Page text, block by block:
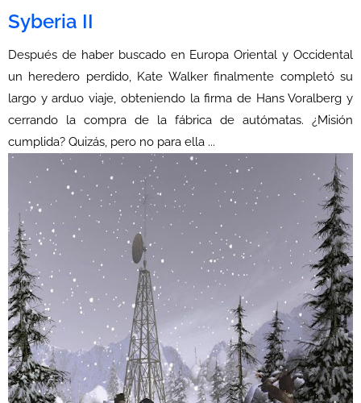
Syberia II
Después de haber buscado en Europa Oriental y Occidental
un heredero perdido, Kate Walker finalmente completó su
largo y arduo viaje, obteniendo la firma de Hans Voralberg y
cerrando la compra de la fábrica de autómatas. ¿Misión
cumplida? Quizás, pero no para ella ...